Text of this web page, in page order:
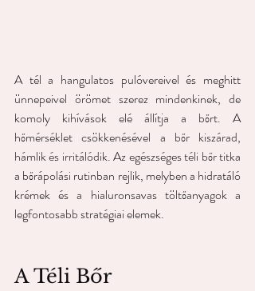
A tél a hangulatos pulóvereivel és meghitt
ünnepeivel örömet szerez mindenkinek, de
komoly kihívások elé állítja a bőrt. A
hőmérséklet csökkenésével a bőr kiszárad,
hámlik és irritálódik. Az egészséges téli bőr titka
a bőrápolási rutinban rejlik, melyben a hidratáló
krémek és a hialuronsavas töltőanyagok a
legfontosabb stratégiai elemek.
A Téli Bőr